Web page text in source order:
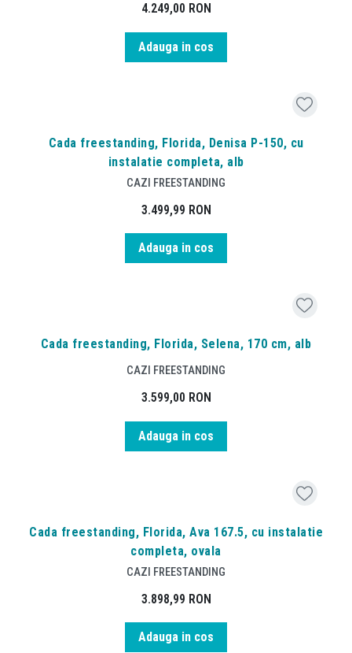
4.249,00 RON
Adauga in cos
Cada freestanding, Florida, Denisa P-150, cu
instalatie completa, alb
CAZI FREESTANDING
3.499,99 RON
Adauga in cos
Cada freestanding, Florida, Selena, 170 cm, alb
CAZI FREESTANDING
3.599,00 RON
Adauga in cos
Cada freestanding, Florida, Ava 167.5, cu instalatie
completa, ovala
CAZI FREESTANDING
3.898,99 RON
Adauga in cos